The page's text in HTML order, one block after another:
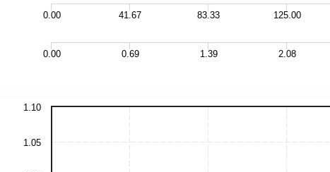
0.00 41.67 83.33 125.00
0.00 0.69 1.39 2.08
1.05
1.10